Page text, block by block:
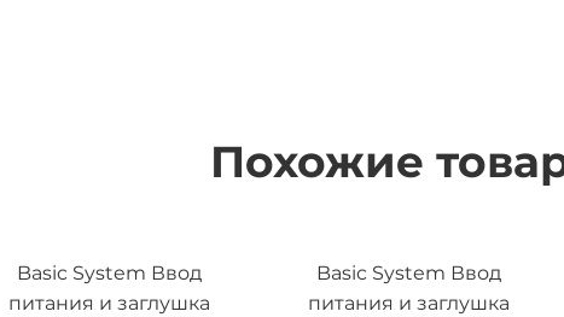
Похожие
Basic System Ввод
питания и заглушка
Basic System Ввод
питания и заглушка